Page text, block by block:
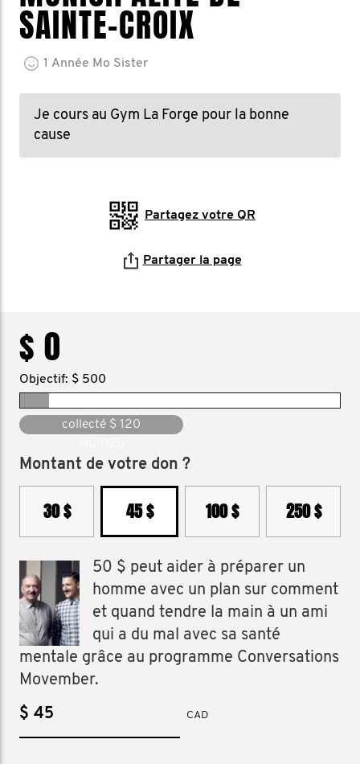
SAINTE-CROIX
1 Année Mo Sister
Je cours au Gym La Forge pour la bonne
cause
Partagez votre QR
Partager la page
$ 0
Objectif: $ 500
collecté $ 120
Montant de votre don ?
30 $ 45 $ 100 $ 250 $
50 $ peut aider à préparer un
homme avec un plan sur comment
et quand tendre la main à un ami
qui a du mal avec sa santé
mentale grâce au programme Conversations
Movember.
$ CAD